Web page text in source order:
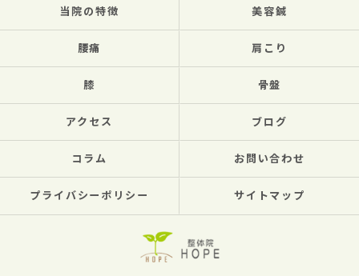
当院の特徴 美容鍼
腰痛 肩こり
膝 骨盤
アクセス ブログ
コラム お問い合わせ
プライバシーポリシー サイトマップ